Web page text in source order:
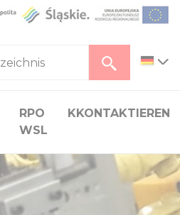
RPO
WSL
KKONTAKTIEREN